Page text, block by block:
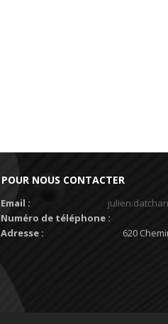
POUR NOUS CONTACTER
Email :
Numéro de téléphone :
Adresse :
620